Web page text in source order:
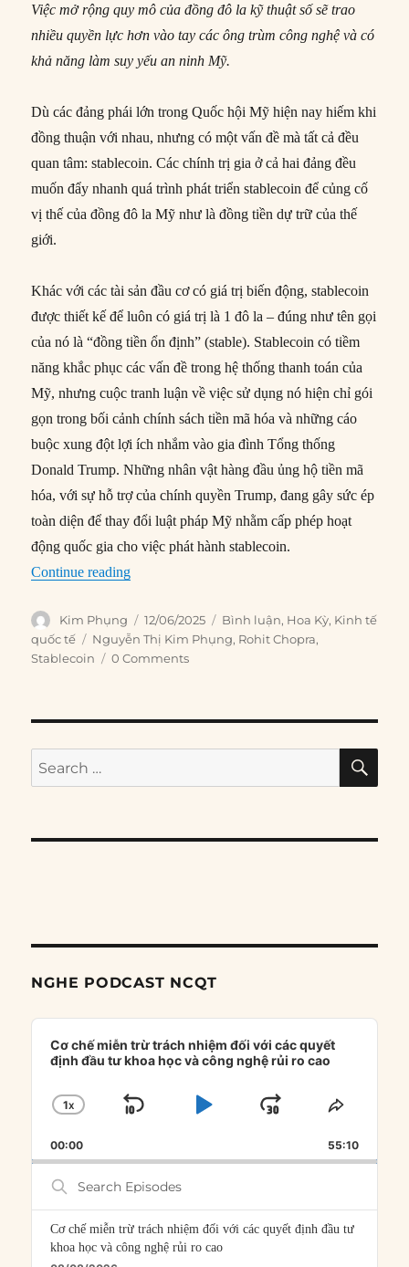
Việc mở rộng quy mô của đồng đô la kỹ thuật số sẽ trao
nhiều quyền lực hơn vào tay các ông trùm công nghệ và có
khả năng làm suy yếu an ninh Mỹ.
Dù các đảng phái lớn trong Quốc hội Mỹ hiện nay hiếm khi
đồng thuận với nhau, nhưng có một vấn đề mà tất cả đều
quan tâm: stablecoin. Các chính trị gia ở cả hai đảng đều
muốn đẩy nhanh quá trình phát triển stablecoin để củng cố
vị thế của đồng đô la Mỹ như là đồng tiền dự trữ của thế
giới.
Khác với các tài sản đầu cơ có giá trị biến động, stablecoin
được thiết kế để luôn có giá trị là 1 đô la – đúng như tên gọi
của nó là “đồng tiền ổn định” (stable). Stablecoin có tiềm
năng khắc phục các vấn đề trong hệ thống thanh toán của
Mỹ, nhưng cuộc tranh luận về việc sử dụng nó hiện chỉ gói
gọn trong bối cảnh chính sách tiền mã hóa và những cáo
buộc xung đột lợi ích nhắm vào gia đình Tổng thống
Donald Trump. Những nhân vật hàng đầu ủng hộ tiền mã
hóa, với sự hỗ trợ của chính quyền Trump, đang gây sức ép
toàn diện để thay đổi luật pháp Mỹ nhằm cấp phép hoạt
động quốc gia cho việc phát hành stablecoin.
Continue reading“Rủi ro từ việc mở rộng quy mô đồng đô la kỹ
Author
Kim Phụng
Posted
on
12/06/2025 Categories
Bình luận, Hoa Kỳ, Kinh tế
quốc tế
Tags
Nguyễn Thị Kim Phụng, Rohit Chopra,
Stablecoin
0 Comments
Search
for:
NGHE PODCAST NCQT
Audio
Player
Cơ chế miễn trừ trách nhiệm đối với các quyết
định đầu tư khoa học và công nghệ rủi ro cao
CHANGE
RATE
1X
SKIP
PLAYJUMP
FORWARD
SHARE
00:00 55:10
Search
Episodes
Cơ chế miễn trừ trách nhiệm đối với các quyết định đầu tư
khoa học và công nghệ rủi ro cao